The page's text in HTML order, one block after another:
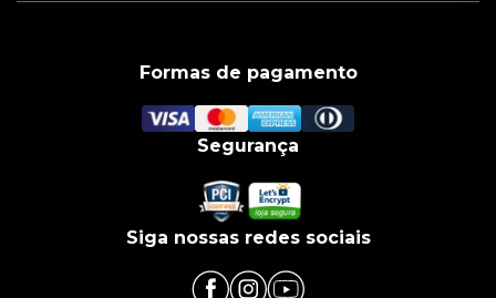
Formas de pagamento
Segurança
Siga nossas redes sociais